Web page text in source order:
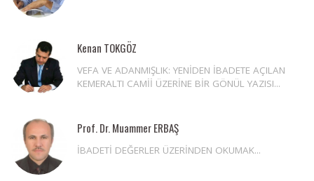
Kenan TOKGÖZ
VEFA VE ADANMIŞLIK: YENİDEN İBADETE AÇILAN
KEMERALTI CAMİİ ÜZERİNE BİR GÖNÜL YAZISI...
Prof. Dr. Muammer ERBAŞ
İBADETİ DEĞERLER ÜZERİNDEN OKUMAK...